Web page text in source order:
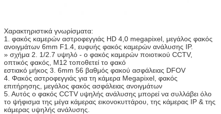
Χαρακτηριστικά γνωρίσματα:
1. φακός καμερών αστροφεγγιάς HD 4,0 megapixel, μεγάλος φακός
ανοιγμάτων 6mm F1.4, ευφυής φακός καμερών ανάλυσης IP.
» σχήμα 2. 1/2.7 υψηλό - ο φακός καμερών ποιοτικού CCTV,
οπτικός φακός, M12 τοποθετεί το φακό
εστιακό μήκος 3. 6mm 56 βαθμός φακού ασφάλειας DFOV
4. Φακός αστροφεγγιάς για τη κάμερα Megapixel, φακός
επιτήρησης, μεγάλος φακός ασφάλειας ανοιγμάτων
5. Αυτός ο φακός CCTV υψηλής ανάλυσης μπορεί να συλλάβει όλο
το ψήφισμα της μέγα κάμερας εικονοκυττάρου, της κάμερας IP & της
κάμερας υψηλής ανάλυσης.